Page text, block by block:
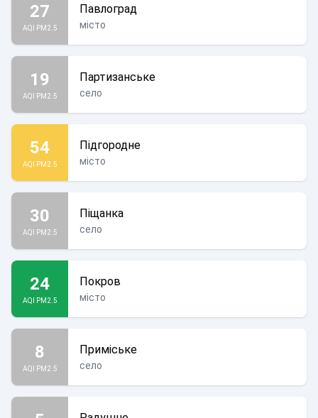
27
AQI PM2.5
Павлоград
місто
19
AQI PM2.5
Партизанське
село
54
AQI PM2.5
Підгородне
місто
30
AQI PM2.5
Піщанка
село
24
AQI PM2.5
Покров
місто
8
AQI PM2.5
Приміське
село